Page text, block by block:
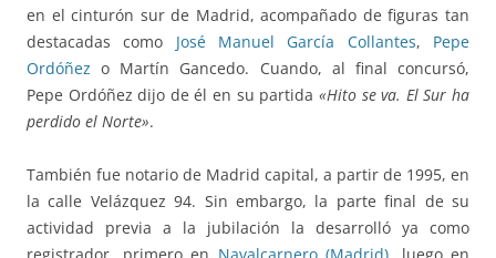
en el cinturón sur de Madrid, acompañado de figuras tan
destacadas como
José Manuel García Collantes, Pepe
Ordóñez o Martín Gancedo. Cuando, al final concursó,
Pepe Ordóñez dijo de él en su partida «Hito se va. El Sur ha
perdido el Norte».
También fue notario de Madrid capital, a partir de 1995, en
la calle Velázquez 94. Sin embargo, la parte final de su
actividad previa a la jubilación la desarrolló ya como
registrador, primero en Navalcarnero (Madrid), luego en